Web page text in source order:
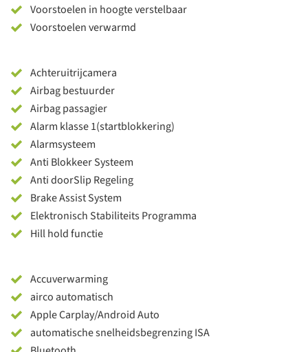
Voorstoelen in hoogte verstelbaar
Voorstoelen verwarmd
Achteruitrijcamera
Airbag bestuurder
Airbag passagier
Alarm klasse 1(startblokkering)
Alarmsysteem
Anti Blokkeer Systeem
Anti doorSlip Regeling
Brake Assist System
Elektronisch Stabiliteits Programma
Hill hold functie
Accuverwarming
airco automatisch
Apple Carplay/Android Auto
automatische snelheidsbegrenzing ISA